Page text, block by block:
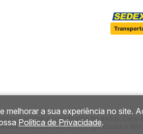
à análise e confirmação de dados. Caso
ilustrativas. ©Copyright Escuta o
melhorar a sua experiência no site.
Política de Privacidade.